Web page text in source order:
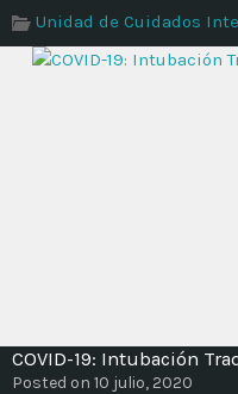
Unidad de Cuidados
COVID-19: Intubación
Posted on 10 julio, 2020